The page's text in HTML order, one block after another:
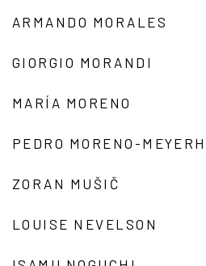
ARMANDO MORALES
GIORGIO MORANDI
MARÍA MORENO
PEDRO MORENO-
ZORAN MUŠIČ
LOUISE NEVELSON